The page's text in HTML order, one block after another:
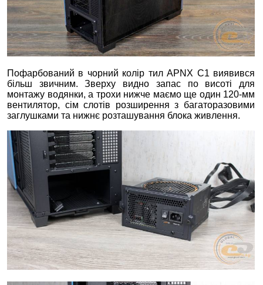
Пофарбований в чорний колір тил APNX C1 виявився
більш звичним. Зверху видно запас по висоті для
монтажу водянки, а трохи нижче маємо ще один 120-мм
вентилятор, сім слотів розширення з багаторазовими
заглушками та нижнє розташування блока живлення.